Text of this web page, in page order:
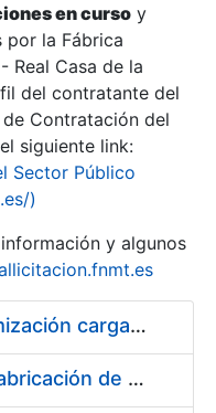
en curso y
por la Fábrica
Real Casa de la
del contratante del
Contratación del
siguiente link:
Sector Público
)
y algunos
Pliego condiciones optimización cargas compras firmado
Acuerdo marco para la fabricación de piezas